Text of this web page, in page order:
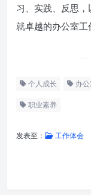
习、实践、反思
就卓越的办公室工
个人成长 办
职业素养
发表至： 工作体会